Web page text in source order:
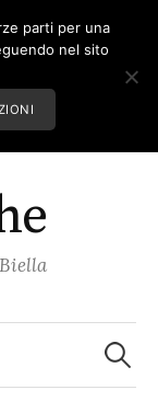
per:
parti per una
nel sito